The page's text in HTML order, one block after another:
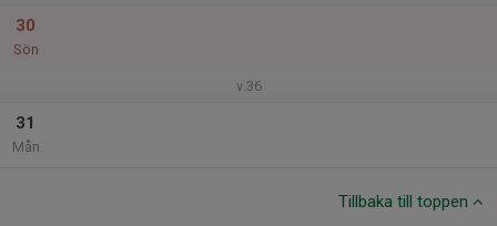
30
Sön
v.36
31
Mån
Tillbaka till toppen